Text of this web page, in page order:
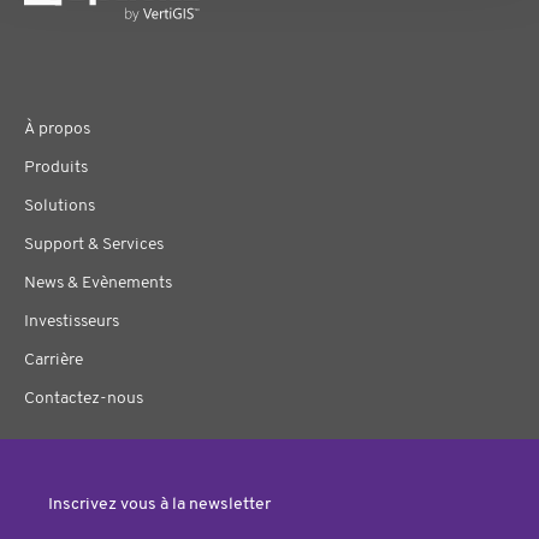
À propos
Produits
Solutions
Support & Services
News & Evènements
Investisseurs
Carrière
Contactez-nous
Inscrivez vous à la newsletter